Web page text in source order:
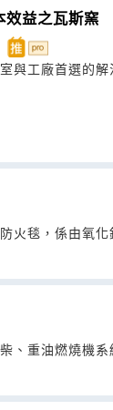
效益之瓦斯窯
與工廠首選的
火毯，係由氧
、重油燃燒機